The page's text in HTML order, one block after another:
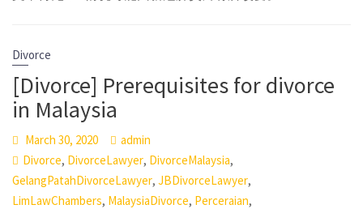
Divorce
[Divorce] Prerequisites for divorce
in Malaysia
March 30, 2020
admin
Divorce, DivorceLawyer, DivorceMalaysia,
GelangPatahDivorceLawyer,JBDivorceLawyer,
LimLawChambers, MalaysiaDivorce, Perceraian,